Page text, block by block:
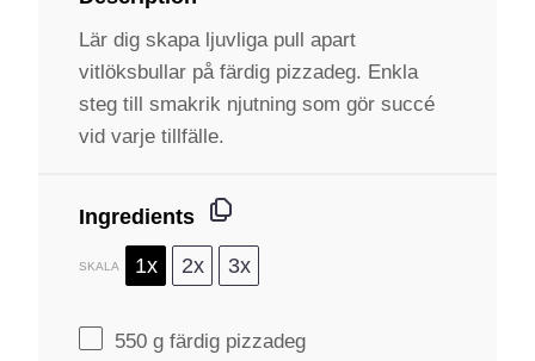
Lär dig skapa ljuvliga pull apart
vitlöksbullar på färdig pizzadeg. Enkla
steg till smakrik njutning som gör succé
vid varje tillfälle.
Ingredients
SKALA 1x 2x 3x
550 g färdig pizzadeg